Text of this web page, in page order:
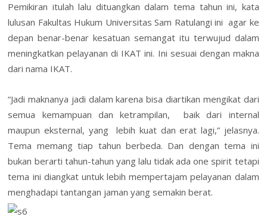
Pemikiran itulah lalu dituangkan dalam tema tahun ini, kata
lulusan Fakultas Hukum Universitas Sam Ratulangi ini agar ke
depan benar-benar kesatuan semangat itu terwujud dalam
meningkatkan pelayanan di IKAT ini. Ini sesuai dengan makna
dari nama IKAT.
“Jadi maknanya jadi dalam karena bisa diartikan mengikat dari
semua kemampuan dan ketrampilan, baik dari internal
maupun eksternal, yang lebih kuat dan erat lagi,” jelasnya.
Tema memang tiap tahun berbeda. Dan dengan tema ini
bukan berarti tahun-tahun yang lalu tidak ada one spirit tetapi
tema ini diangkat untuk lebih mempertajam pelayanan dalam
menghadapi tantangan jaman yang semakin berat.